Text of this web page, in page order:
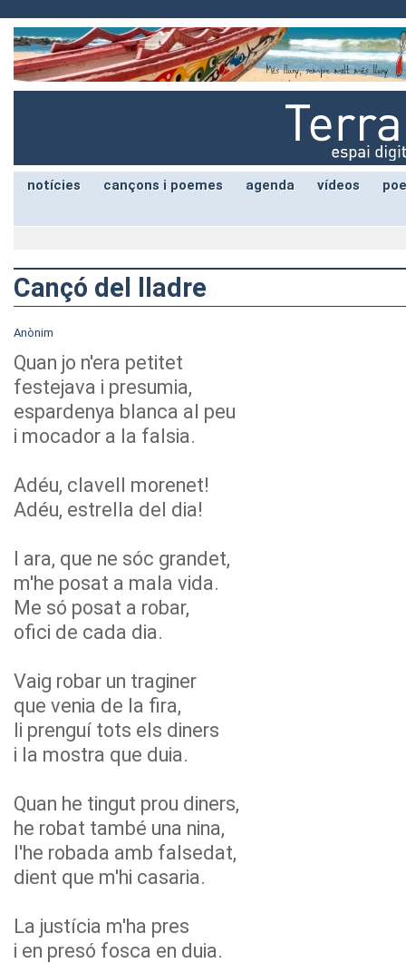
notícies cançons i poemes agenda vídeos
Cançó del lladre
Anònim
Quan jo n'era petitet
festejava i presumia,
espardenya blanca al peu
i mocador a la falsia.
Adéu, clavell morenet!
Adéu, estrella del dia!
I ara, que ne sóc grandet,
m'he posat a mala vida.
Me só posat a robar,
ofici de cada dia.
Vaig robar un traginer
que venia de la fira,
li prenguí tots els diners
i la mostra que duia.
Quan he tingut prou diners,
he robat també una nina,
l'he robada amb falsedat,
dient que m'hi casaria.
La justícia m'ha pres
i en presó fosca en duia.